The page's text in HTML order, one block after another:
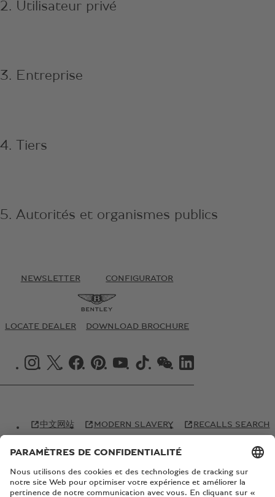
2. Utilisateur privé
3. Entreprise
4. Tiers
5. Autorités et organismes publics
NEWSLETTER CONFIGURATOR
LOCATE DEALER DOWNLOAD BROCHURE
INSTAGRAM LOGO"
X LOGO"FACEBOOK LOGO"
PINTREST LOGO"
YOUTUBE LOGO"
TIKTOK LOGO"
WECHAT LOGO"
中文网站 MODERN SLAVERY RECALLS SEARCH
GLOBAL WEBSITE